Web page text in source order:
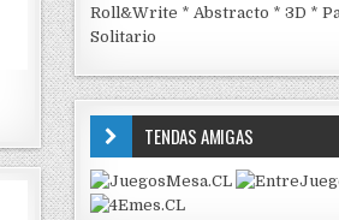
Roll&Write *Abstracto *3D *
Solitario
TENDAS AMIGAS